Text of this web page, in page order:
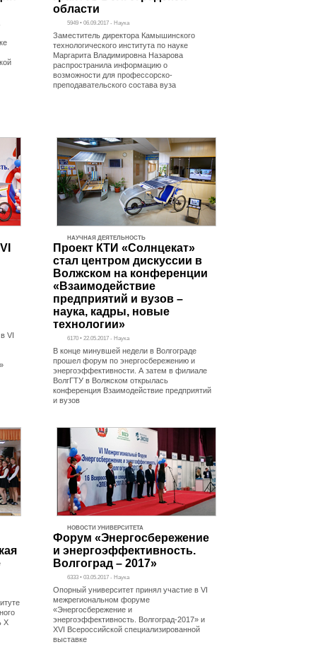
области
5949 • 06.09.2017 - Наука
Заместитель директора Камышинского
технологического института по науке
Маргарита Владимировна Назарова
распространила информацию о
возможности для профессорско-
преподавательского состава вуза
VI
НАУЧНАЯ ДЕЯТЕЛЬНОСТЬ
Проект КТИ «Солнцекат»
стал центром дискуссии в
Волжском на конференции
«Взаимодействие
предприятий и вузов –
наука, кадры, новые
технологии»
6170 • 22.05.2017 - Наука
В конце минувшей недели в Волгограде
прошел форум по энергосбережению и
энергоэффективности. А затем в филиале
ВолгГТУ в Волжском открылась
конференция Взаимодействие предприятий
и вузов
X
НОВОСТИ УНИВЕРСИТЕТА
Форум «Энергосбережение
и энергоэффективность.
Волгоград – 2017»
6333 • 03.05.2017 - Наука
Опорный университет принял участие в VI
межрегиональном форуме
«Энергосбережение и
энергоэффективность. Волгоград-2017» и
XVI Всероссийской специализированной
выставке